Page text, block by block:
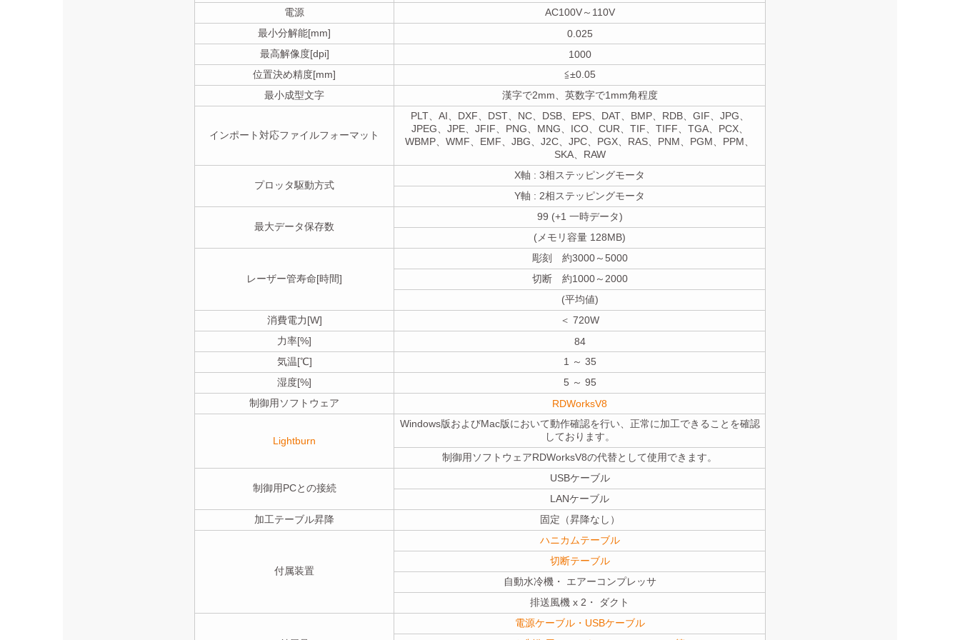
電源
AC100V～110V
最小分解能[mm]
0.025
最高解像度[dpi]
1000
位置決め精度[mm]
≦±0.05
最小成型文字
漢字で2mm、英数字で1mm角程度
インポート対応ファイルフォーマット
PLT、AI、DXF、DST、NC、DSB、EPS、DAT、BMP、RDB、GIF、JPG、
JPEG、JPE、JFIF、PNG、MNG、ICO、CUR、TIF、TIFF、TGA、PCX、
WBMP、WMF、EMF、JBG、J2C、JPC、PGX、RAS、PNM、PGM、PPM、
SKA、RAW
プロッタ駆動方式
X軸 : 3相ステッピングモータ
Y軸 : 2相ステッピングモータ
最大データ保存数
99 (+1 一時データ)
(メモリ容量 128MB)
レーザー管寿命[時間]
彫刻 約3000～5000
切断 約1000～2000
(平均値)
消費電力[W]
＜ 720W
力率[%]
84
気温[℃]
1 ～ 35
湿度[%]
5 ～ 95
制御用ソフトウェア
RDWorksV8
Lightburn
Windows版およびMac版において動作確認を行い、正常に加工できることを確認
しております。
制御用ソフトウェアRDWorksV8の代替として使用できます。
制御用PCとの接続
USBケーブル
LANケーブル
加工テーブル昇降
固定（昇降なし）
付属装置
ハニカムテーブル
切断テーブル
自動水冷機・ エアーコンプレッサ
排送風機 x 2・ ダクト
電源ケーブル・USBケーブル